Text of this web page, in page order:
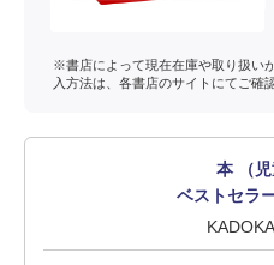
※書店によって現在在庫や取り扱い
入方法は、各書店のサイトにてご確
本 （児
ベストセラ